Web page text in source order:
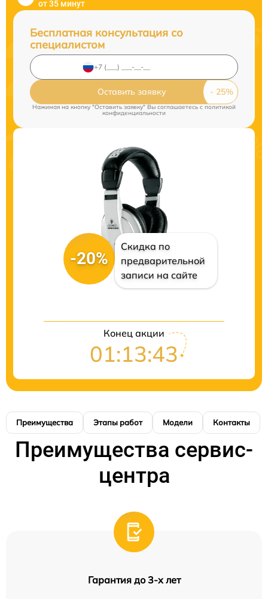
от 35 минут
Бесплатная консультация со
специалистом
Оставить заявку
Нажимая на кнопку "Оставить заявку" Вы соглашаетесь cполитикой
конфиденциальности
-20%
Скидка по
предварительной
записи на сайте
Конец акции
01:13:42
Преимущества Этапы работ Модели Контакты
Преимущества сервис-
центра
Гарантия до 3-х лет